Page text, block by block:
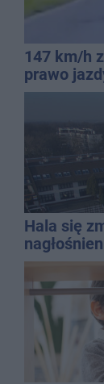
147 km/h
prawo
Hala się